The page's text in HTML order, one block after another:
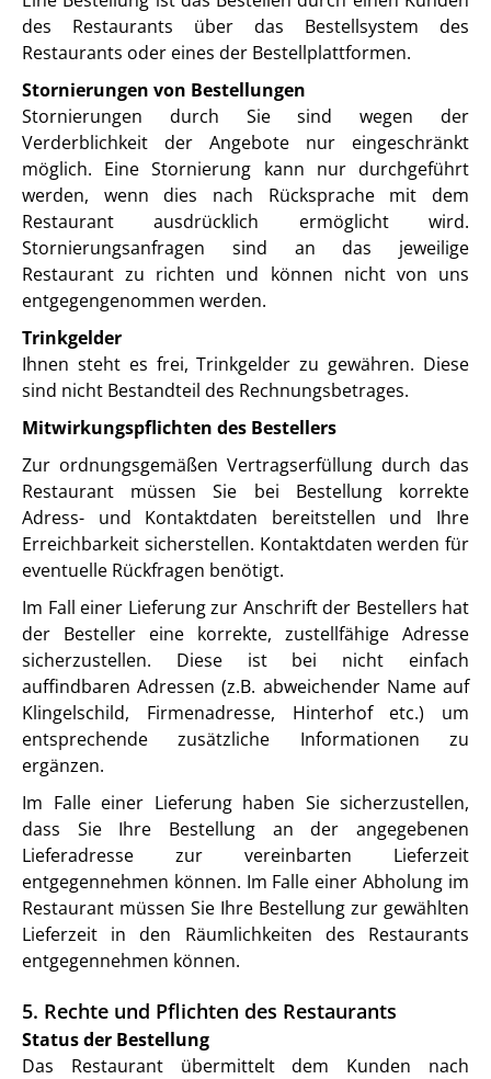
des Restaurants über das Bestellsystem des
Restaurants oder eines der Bestellplattformen.
Stornierungen von Bestellungen
Stornierungen durch Sie sind wegen der
Verderblichkeit der Angebote nur eingeschränkt
möglich. Eine Stornierung kann nur durchgeführt
werden, wenn dies nach Rücksprache mit dem
Restaurant ausdrücklich ermöglicht wird.
Stornierungsanfragen sind an das jeweilige
Restaurant zu richten und können nicht von uns
entgegengenommen werden.
Trinkgelder
Ihnen steht es frei, Trinkgelder zu gewähren. Diese
sind nicht Bestandteil des Rechnungsbetrages.
Mitwirkungspflichten des Bestellers
Zur ordnungsgemäßen Vertragserfüllung durch das
Restaurant müssen Sie bei Bestellung korrekte
Adress- und Kontaktdaten bereitstellen und Ihre
Erreichbarkeit sicherstellen. Kontaktdaten werden für
eventuelle Rückfragen benötigt.
Im Fall einer Lieferung zur Anschrift der Bestellers hat
der Besteller eine korrekte, zustellfähige Adresse
sicherzustellen. Diese ist bei nicht einfach
auffindbaren Adressen (z.B. abweichender Name auf
Klingelschild, Firmenadresse, Hinterhof etc.) um
entsprechende zusätzliche Informationen zu
ergänzen.
Im Falle einer Lieferung haben Sie sicherzustellen,
dass Sie Ihre Bestellung an der angegebenen
Lieferadresse zur vereinbarten Lieferzeit
entgegennehmen können. Im Falle einer Abholung im
Restaurant müssen Sie Ihre Bestellung zur gewählten
Lieferzeit in den Räumlichkeiten des Restaurants
entgegennehmen können.
5. Rechte und Pflichten des Restaurants
Status der Bestellung
Das Restaurant übermittelt dem Kunden nach